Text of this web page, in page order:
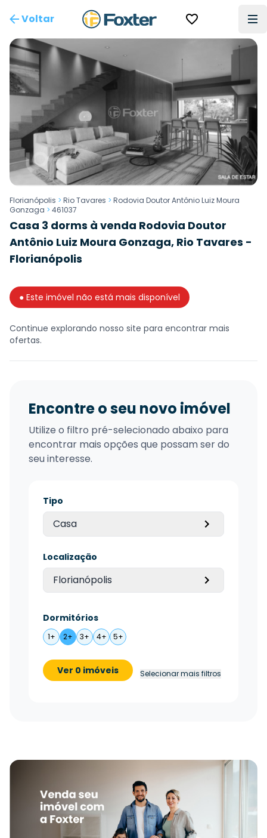
Voltar
Florianópolis > Rio Tavares > Rodovia Doutor Antônio Luiz Moura
Gonzaga > 461037
Casa 3 dorms à venda Rodovia Doutor
Antônio Luiz Moura Gonzaga, Rio Tavares -
Florianópolis
● Este imóvel não está mais disponível
Continue explorando nosso site para encontrar mais
ofertas.
Encontre o seu novo imóvel
Utilize o filtro pré-selecionado abaixo para
encontrar mais opções que possam ser do
seu interesse.
Tipo
Casa
Localização
Florianópolis
Dormitórios
1+ 2+ 3+ 4+ 5+
Ver 0 imóveis Selecionar mais filtros